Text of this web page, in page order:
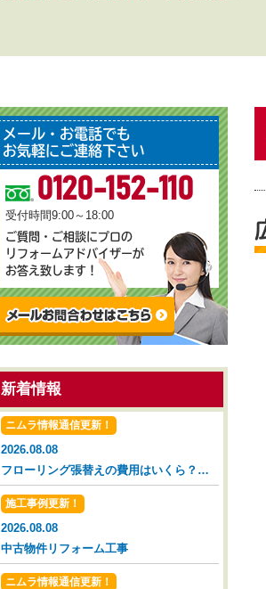
メール・お電話でも
お気軽にご連絡下さい
0120-152-110
受付時間9:00～18:00
ご質問・ご相談にプロの
リフォームアドバイザーが
お答え致します！
新着情報
ニムラ情報通信更新！
2026.08.08
フローリング張替えの費用はいくら？タイミングと相場を解説【広島市 安佐南区 安佐北区】
施工事例更新！
2026.08.08
中古物件リフォーム工事
ニムラ情報通信更新！